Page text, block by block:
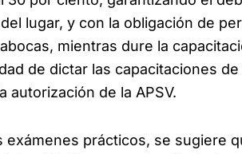
lugar, y con la obligación de
mientras dure la
de dictar las capacitaciones
autorización de la APSV.
exámenes prácticos, se sugiere